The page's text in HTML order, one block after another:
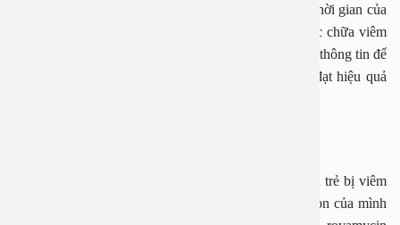
thuốc điều trị viêm họng cấp hợp lý sẽ tốn rất nhiều thời gian của
các bậc phụ huynh. Vì vậy để biết thông tin về thuốc chữa viêm
họng cấp các bậc cha mẹ nên tham khảo nhiều nguồn thông tin để
chọn lựa được phương pháp chữa bệnh an toàn và đạt hiệu quả
Sau khi đưa trẻ đi khám và được các bác sĩ xác nhận trẻ bị viêm
họng cấp do vi khuẩn gây nên thì các mẹ nên cho con của mình